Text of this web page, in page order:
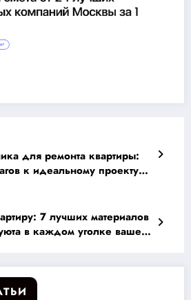
для ремонта квартиры:
к идеальному проекту
7 лучших материалов
в каждом уголке вашего